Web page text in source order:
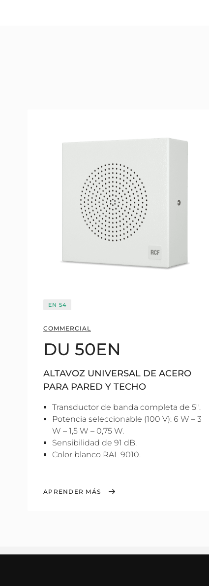
EN 54
COMMERCIAL
DU 50EN
ALTAVOZ UNIVERSAL DE ACERO
PARA PARED Y TECHO
Transductor de banda completa de 5''.
Potencia seleccionable (100 V): 6 W – 3
W – 1,5 W – 0,75 W.
Sensibilidad de 91 dB.
Color blanco RAL 9010.
APRENDER MÁS